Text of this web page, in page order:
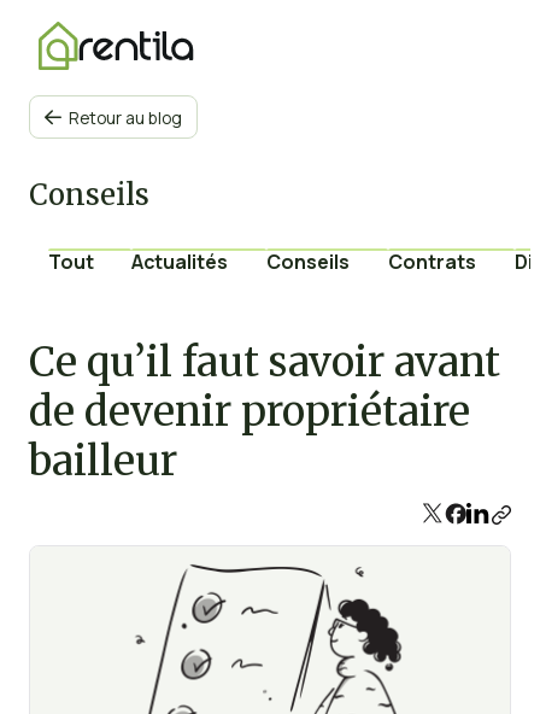
 Retour au blog
Conseils
Tout Actualités Conseils Contrats
Ce qu’il faut savoir avant
de devenir propriétaire
bailleur